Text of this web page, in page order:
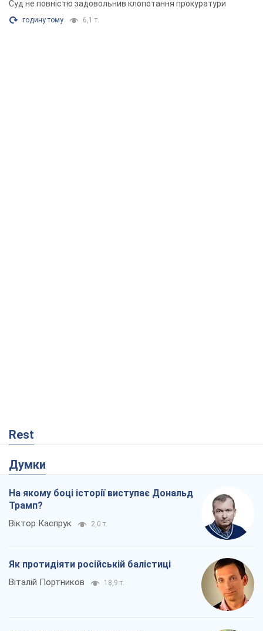
Суд не повністю задовольнив клопотання прокуратури
годину тому 6,1 т.
Rest
Думки
На якому боці історії виступає Дональд
Трамп?
Віктор Каспрук 2,0 т.
Як протидіяти російській балістиці
Віталій Портников 18,9 т.